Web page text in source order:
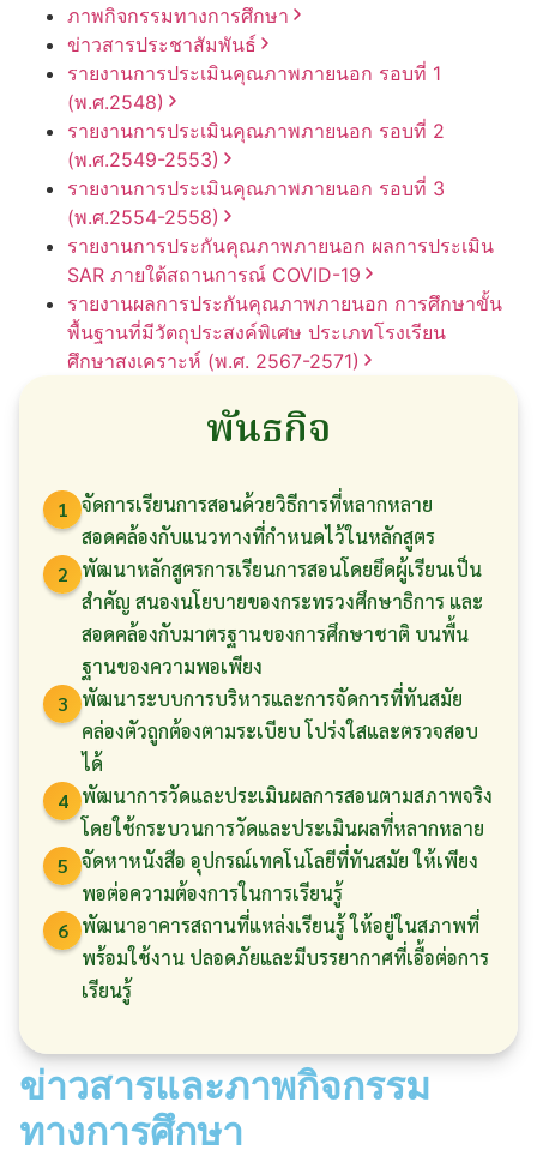
ภาพกิจกรรมทางการศึกษา
ข่าวสารประชาสัมพันธ์
รายงานการประเมินคุณภาพภายนอก รอบ⁠ที่ 1
(พ.ศ.2548)
รายงานการประเมินคุณภาพภายนอก รอบ⁠ที่ 2
(พ.ศ.2549-2553)
รายงานการประเมินคุณภาพภายนอก รอบ⁠ที่ 3
(พ.ศ.2554-2558)
รายงานการประกันคุณภาพภายนอก ผลการประเมิน
SAR ภายใต้สถานการณ์ COVID-19
รายงานผลการประกันคุณภาพภายนอก การศึกษาขั้น
พื้นฐานที่มีวัตถุประสงค์พิเศษ ประเภทโรงเรียน
ศึกษาสงเคราะห์ (พ.ศ. 2567-2571)
พันธกิจ
1 จัดการเรียนการสอนด้วยวิธีการที่หลากหลาย
สอดคล้องกับแนวทางที่กำหนดไว้ในหลักสูตร
2
พัฒนาหลักสูตรการเรียนการสอนโดยยึดผู้เรียนเป็น
สำคัญ สนองนโยบายของกระทรวงศึกษาธิการ และ
สอดคล้องกับมาตรฐานของการศึกษาชาติ บนพื้น
ฐานของความพอเพียง
3
พัฒนาระบบการบริหารและการจัดการที่ทันสมัย
คล่องตัวถูกต้องตามระเบียบ โปร่งใสและตรวจสอบ
ได้
4 พัฒนาการวัดและประเมินผลการสอนตามสภาพจริง
โดยใช้กระบวนการวัดและประเมินผลที่หลากหลาย
5 จัดหาหนังสือ อุปกรณ์เทคโนโลยีที่ทันสมัย ให้เพียง
พอต่อความต้องการในการเรียนรู้
6 พัฒนาอาคารสถานที่แหล่งเรียนรู้ ให้อยู่ในสภาพที่
พร้อมใช้งาน ปลอดภัยและมีบรรยากาศที่เอื้อต่อการ
เรียนรู้
ข่าวสารและภาพกิจกรรม
ทางการศึกษา